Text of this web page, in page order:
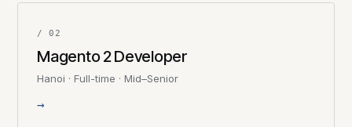
/ 02
Magento 2 Developer
Hanoi · Full-time · Mid–Senior
→